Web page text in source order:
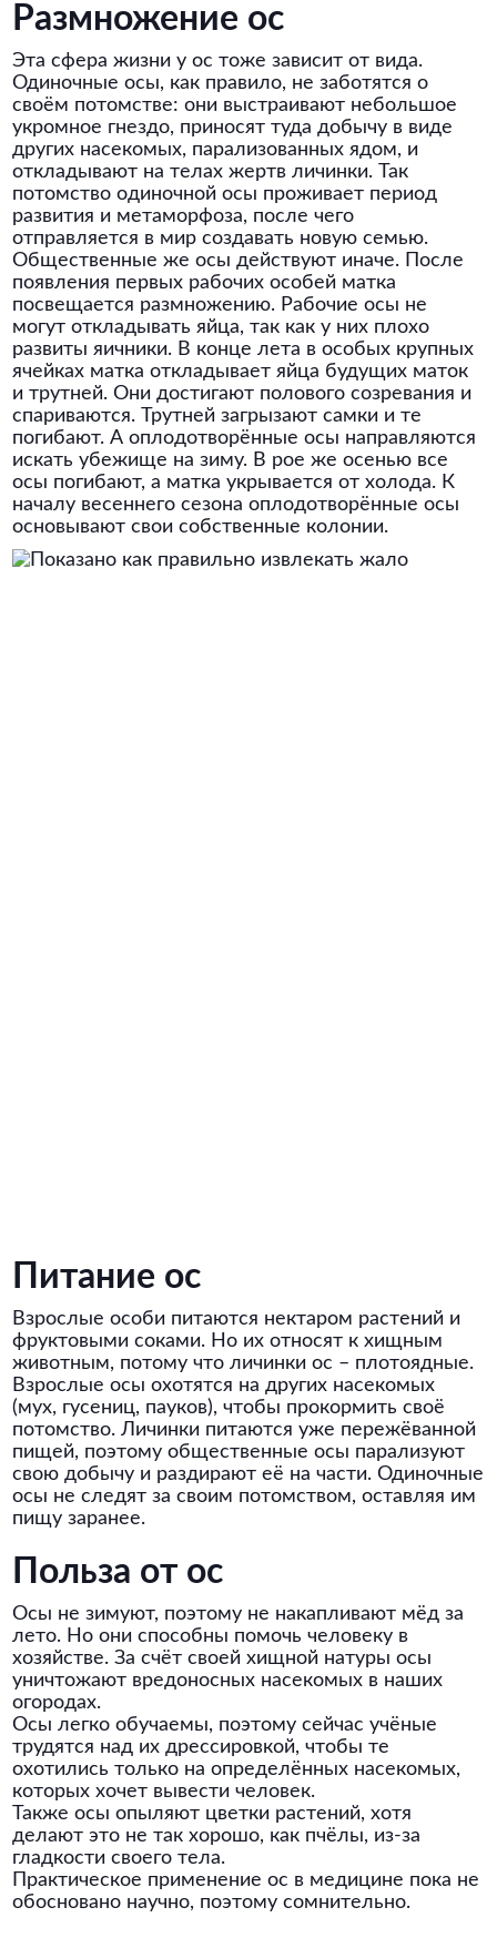
Размножение ос
Эта сфера жизни у ос тоже зависит от вида.
Одиночные осы, как правило, не заботятся о
своём потомстве: они выстраивают небольшое
укромное гнездо, приносят туда добычу в виде
других насекомых, парализованных ядом, и
откладывают на телах жертв личинки. Так
потомство одиночной осы проживает период
развития и метаморфоза, после чего
отправляется в мир создавать новую семью.
Общественные же осы действуют иначе. После
появления первых рабочих особей матка
посвещается размножению. Рабочие осы не
могут откладывать яйца, так как у них плохо
развиты яичники. В конце лета в особых крупных
ячейках матка откладывает яйца будущих маток
и трутней. Они достигают полового созревания и
спариваются. Трутней загрызают самки и те
погибают. А оплодотворённые осы направляются
искать убежище на зиму. В рое же осенью все
осы погибают, а матка укрывается от холода. К
началу весеннего сезона оплодотворённые осы
основывают свои собственные колонии.
Питание ос
Взрослые особи питаются нектаром растений и
фруктовыми соками. Но их относят к хищным
животным, потому что личинки ос – плотоядные.
Взрослые осы охотятся на других насекомых
(мух, гусениц, пауков), чтобы прокормить своё
потомство. Личинки питаются уже пережёванной
пищей, поэтому общественные осы парализуют
свою добычу и раздирают её на части. Одиночные
осы не следят за своим потомством, оставляя им
пищу заранее.
Польза от ос
Осы не зимуют, поэтому не накапливают мёд за
лето. Но они способны помочь человеку в
хозяйстве. За счёт своей хищной натуры осы
уничтожают вредоносных насекомых в наших
огородах.
Осы легко обучаемы, поэтому сейчас учёные
трудятся над их дрессировкой, чтобы те
охотились только на определённых насекомых,
которых хочет вывести человек.
Также осы опыляют цветки растений, хотя
делают это не так хорошо, как пчёлы, из-за
гладкости своего тела.
Практическое применение ос в медицине пока не
обосновано научно, поэтому сомнительно.